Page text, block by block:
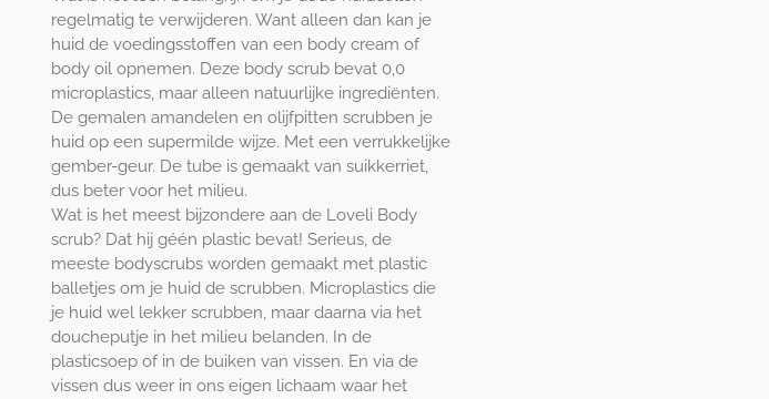
regelmatig te verwijderen. Want alleen dan kan je
huid de voedingsstoffen van een body cream of
body oil opnemen. Deze body scrub bevat 0,0
microplastics, maar alleen natuurlijke ingrediënten.
De gemalen amandelen en olijfpitten scrubben je
huid op een supermilde wijze. Met een verrukkelijke
gember-geur. De tube is gemaakt van suikkerriet,
dus beter voor het milieu.
Wat is het meest bijzondere aan de Loveli Body
scrub? Dat hij géén plastic bevat! Serieus, de
meeste bodyscrubs worden gemaakt met plastic
balletjes om je huid de scrubben. Microplastics die
je huid wel lekker scrubben, maar daarna via het
doucheputje in het milieu belanden. In de
plasticsoep of in de buiken van vissen. En via de
vissen dus weer in ons eigen lichaam waar het